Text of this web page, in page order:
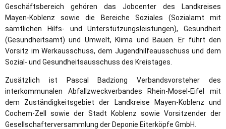
Geschäftsbereich gehören das Jobcenter des Landkreises
Mayen-Koblenz sowie die Bereiche Soziales (Sozialamt mit
sämtlichen Hilfs- und Unterstützungsleistungen), Gesundheit
(Gesundheitsamt) und Umwelt, Klima und Bauen. Er führt den
Vorsitz im Werkausschuss, dem Jugendhilfeausschuss und dem
Sozial- und Gesundheitsausschuss des Kreistages.
Zusätzlich ist Pascal Badziong Verbandsvorsteher des
interkommunalen Abfallzweckverbandes Rhein-Mosel-Eifel mit
dem Zuständigkeitsgebiet der Landkreise Mayen-Koblenz und
Cochem-Zell sowie der Stadt Koblenz sowie Vorsitzender der
Gesellschafterversammlung der Deponie Eiterköpfe GmbH.